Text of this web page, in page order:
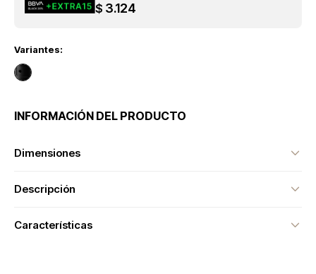
$ 3.124
Variantes:
INFORMACIÓN DEL PRODUCTO
Dimensiones
Descripción
Características